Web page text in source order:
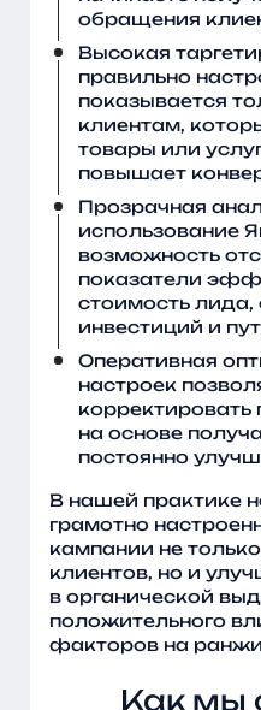
обращения
Высокая
правильно
показывается
клиентам,
товары или
повышает
Прозрачная
использование
возможность
показатели
стоимость лида,
инвестиций и
Оперативная
настроек
на основе
постоянно
В нашей практике
грамотно
кампании не
клиентов, но и
в органической
положительного
факторов на
Как мы